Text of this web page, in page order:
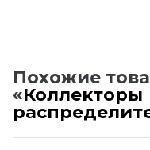
Похожие
«Коллекторы